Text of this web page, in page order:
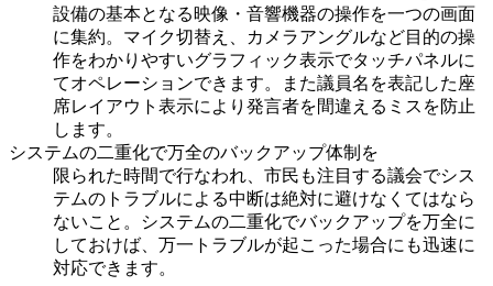
設備の基本となる映像・音響機器の操作を一つの画面
に集約。マイク切替え、カメラアングルなど目的の操
作をわかりやすいグラフィック表示でタッチパネルに
てオペレーションできます。また議員名を表記した座
席レイアウト表示により発言者を間違えるミスを防止
します。
システムの二重化で万全のバックアップ体制を
限られた時間で行なわれ、市民も注目する議会でシス
テムのトラブルによる中断は絶対に避けなくてはなら
ないこと。システムの二重化でバックアップを万全に
しておけば、万一トラブルが起こった場合にも迅速に
対応できます。